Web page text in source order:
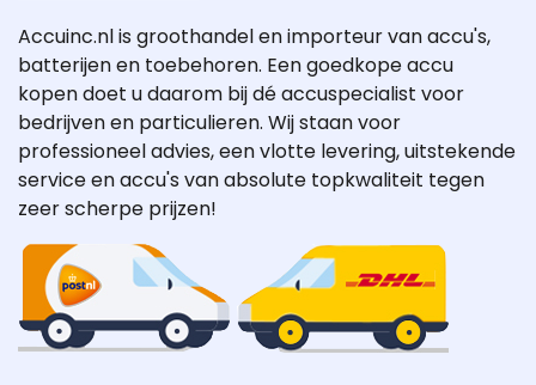
Accuinc.nl is groothandel en importeur van accu's,
batterijen en toebehoren. Een goedkope accu
kopen doet u daarom bij dé accuspecialist voor
bedrijven en particulieren. Wij staan voor
professioneel advies, een vlotte levering, uitstekende
service en accu's van absolute topkwaliteit tegen
zeer scherpe prijzen!